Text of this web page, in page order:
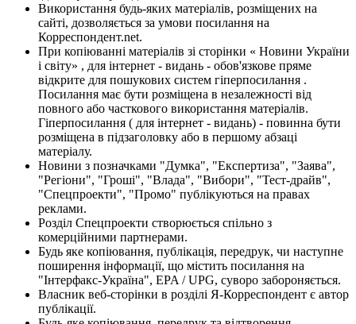
Використання будь-яких матеріалів, розміщених на
сайті, дозволяється за умови посилання на
Корреспондент.net.
При копіюванні матеріалів зі сторінки « Новини України
і світу» , для інтернет - видань - обов'язкове пряме
відкрите для пошукових систем гіперпосилання .
Посилання має бути розміщена в незалежності від
повного або часткового використання матеріалів.
Гіперпосилання ( для інтернет - видань) - повинна бути
розміщена в підзаголовку або в першому абзаці
матеріалу.
Новини з позначками "Думка", "Експертиза", "Заява",
"Регіони", "Гроші", "Влада", "Вибори", "Тест-драйв",
"Спецпроекти", "Промо" публікуються на правах
реклами.
Розділ Спецпроекти створюється спільно з
комерційними партнерами.
Будь яке копіювання, публікація, передрук, чи наступне
поширення інформації, що містить посилання на
"Інтерфакс-Україна", EPA / UPG, суворо забороняється.
Власник веб-сторінки в розділі Я-Корреспондент є автор
публікації.